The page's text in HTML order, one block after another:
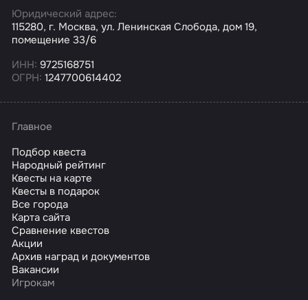
Юридический адрес:
115280, г. Москва, ул. Ленинская Слобода, дом 19,
помещение 33/6
ИНН: 9725168751
ОГРН: 1247700614402
Главное
Подбор квеста
Народный рейтинг
Квесты на карте
Квесты в подарок
Все города
Карта сайта
Сравнение квестов
Акции
Архив наград и документов
Вакансии
Игрокам